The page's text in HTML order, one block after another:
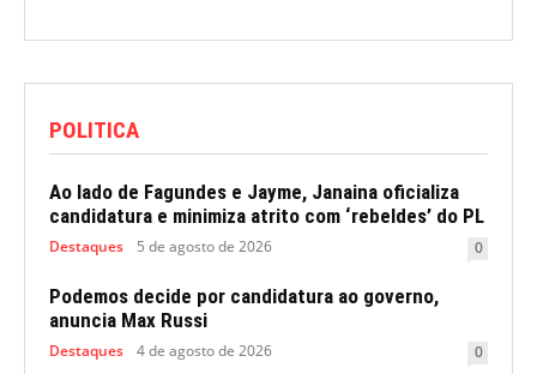
POLITICA
Ao lado de Fagundes e Jayme, Janaina oficializa
candidatura e minimiza atrito com ‘rebeldes’ do PL
Destaques 5 de agosto de 2026 0
Podemos decide por candidatura ao governo,
anuncia Max Russi
Destaques 4 de agosto de 2026 0